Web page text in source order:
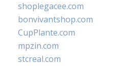
shoplegacee.com
bonvivantshop.com
CupPlante.com
mpzin.com
stcreal.com